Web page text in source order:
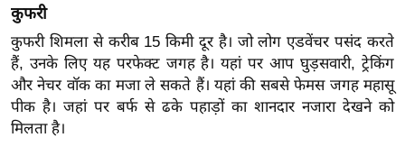
त
यं
ग
इं
डि
या
कुफरी
कुफरी शिमला से करीब 15 किमी दूर है। जो लोग एडवेंचर पसंद करते
हैं, उनके लिए यह परफेक्ट जगह है। यहां पर आप घुड़सवारी, ट्रेकिंग
और नेचर वॉक का मजा ले सकते हैं। यहां की सबसे फेमस जगह महासू
पीक है। जहां पर बर्फ से ढके पहाड़ों का शानदार नजारा देखने को
मिलता है।